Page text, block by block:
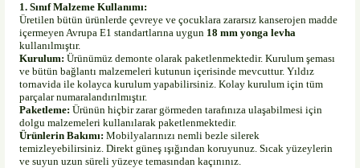
1. Sınıf Malzeme Kullanımı:
Üretilen bütün ürünlerde çevreye ve çocuklara zararsız kanserojen madde
içermeyen Avrupa E1 standartlarına uygun 18 mm yonga levha
kullanılmıştır.
Kurulum: Ürünümüz demonte olarak paketlenmektedir. Kurulum şeması
ve bütün bağlantı malzemeleri kutunun içerisinde mevcuttur. Yıldız
tornavida ile kolayca kurulum yapabilirsiniz. Kolay kurulum için tüm
parçalar numaralandırılmıştır.
Paketleme: Ürünün hiçbir zarar görmeden tarafınıza ulaşabilmesi için
dolgu malzemeleri kullanılarak paketlenmektedir.
Ürünlerin Bakımı: Mobilyalarınızı nemli bezle silerek
temizleyebilirsiniz. Direkt güneş ışığından koruyunuz. Sıcak yüzeylerin
ve suyun uzun süreli yüzeye temasından kaçınınız.